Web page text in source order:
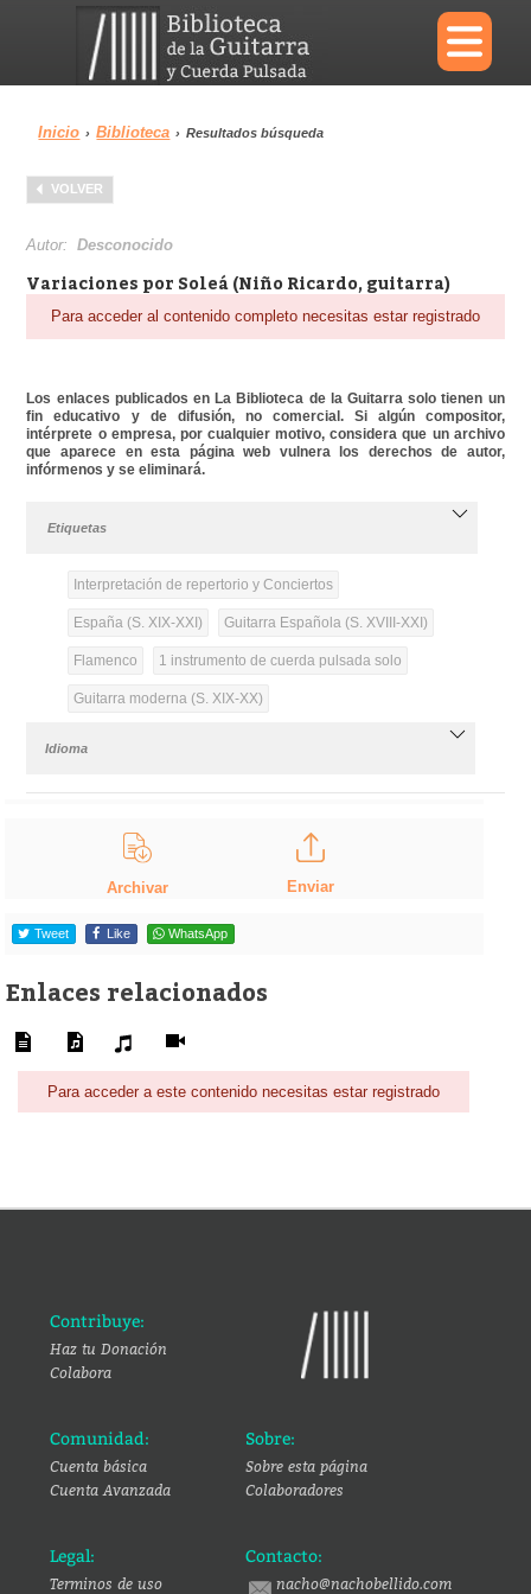
×
Menu
Biblioteca
Inicio › Biblioteca › Resultados búsqueda
VOLVER
Autor:Desconocido
Variaciones por Soleá (Niño Ricardo, guitarra)
Para acceder al contenido completo necesitas estar registrado
Los enlaces publicados en La Biblioteca de la Guitarra solo tienen un
fin educativo y de difusión, no comercial. Si algún compositor,
intérprete o empresa, por cualquier motivo, considera que un archivo
que aparece en esta página web vulnera los derechos de autor,
infórmenos y se eliminará.
Etiquetas
Interpretación de repertorio y Conciertos
España (S. XIX-XXI) Guitarra Española (S. XVIII-XXI)
Flamenco 1 instrumento de cuerda pulsada solo
Guitarra moderna (S. XIX-XX)
Idioma
Archivar Enviar
Tweet Like WhatsApp
Enlaces relacionados
Para acceder a este contenido necesitas estar registrado
Contribuye:
Haz tu Donación
Colabora
Comunidad:
Cuenta básica
Cuenta Avanzada
Sobre:
Sobre esta página
Colaboradores
Legal:
Terminos de uso
Contacto:
nacho@nachobellido.com